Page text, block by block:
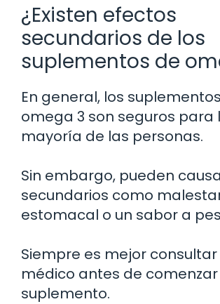
¿Existen efectos
secundarios de los
suplementos de
En general, los
omega 3 son seguros para
mayoría de las personas.
Sin embargo, pueden
secundarios como
estomacal o un sabor a
Siempre es mejor consultar
médico antes de
suplemento.